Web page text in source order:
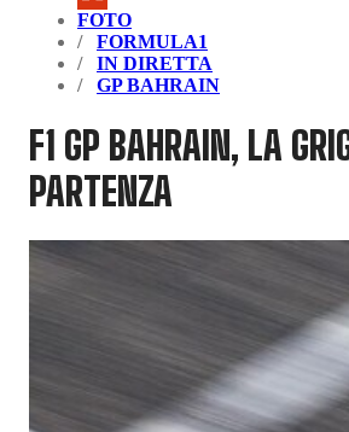
FOTO
FORMULA1
IN DIRETTA
GP BAHRAIN
F1 GP BAHRAIN, LA
PARTENZA